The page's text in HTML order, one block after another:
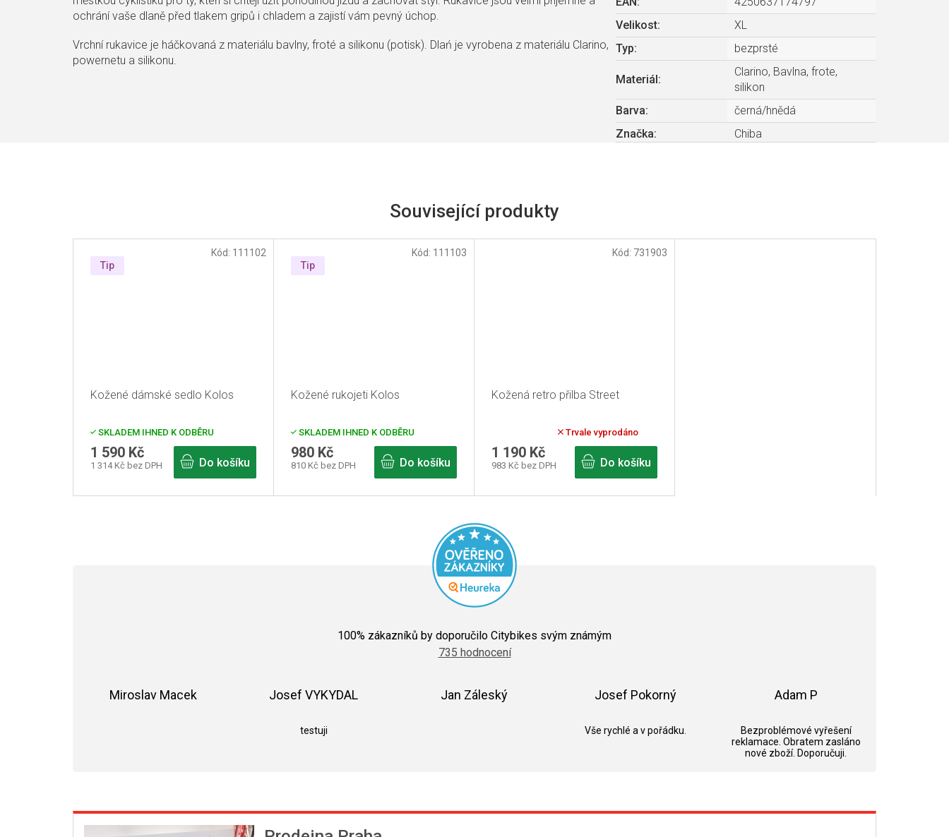
Související produkty
Tip
Kožené dámské sedlo Kolos
SKLADEM IHNED K ODBĚRU
1 314 Kč bez DPH
1 590 Kč
Do košíku
Kód: 111102
Tip
Kožené rukojeti Kolos
SKLADEM IHNED K ODBĚRU
810 Kč bez DPH
980 Kč
Do košíku
Kód: 111103
Kožená retro přilba Street
produktu
je
Trvale vyprodáno
983 Kč bez DPH
1 190 Kč
Do košíku
Kód: 731903
ochrání vaše dlaně před tlakem gripů i chladem a zajistí vám pevný úchop.
Vrchní rukavice je háčkovaná z materiálu bavlny, froté a silikonu (potisk). Dlań je vyrobena z materiálu Clarino,
powernetu a silikonu.
Velikost:
XL
Typ: bezprsté
Materiál:
Clarino, Bavlna, frote,
silikon
Barva:
černá/hnědá
Značka: Chiba
hodnocení
obchodu
je
5
hvězdiček.
100% zákazníků by doporučilo Citybikes svým známým
735 hodnocení
Miroslav Macek Josef VYKYDAL
testuji
Jan Záleský Josef Pokorný
Vše rychlé a v pořádku.
Adam P
Bezproblémové vyřešení
reklamace. Obratem zasláno
nové zboží. Doporučuji.